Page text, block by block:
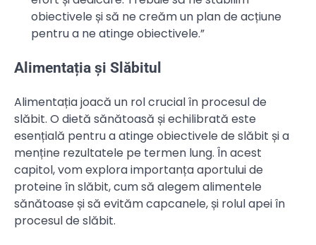
obiectivele și să ne creăm un plan de acțiune
pentru a ne atinge obiectivele.”
Alimentația și Slăbitul
Alimentația joacă un rol crucial în procesul de
slăbit. O dietă sănătoasă și echilibrată este
esențială pentru a atinge obiectivele de slăbit și a
menține rezultatele pe termen lung. În acest
capitol, vom explora importanța aportului de
proteine în slăbit, cum să alegem alimentele
sănătoase și să evităm capcanele, și rolul apei în
procesul de slăbit.